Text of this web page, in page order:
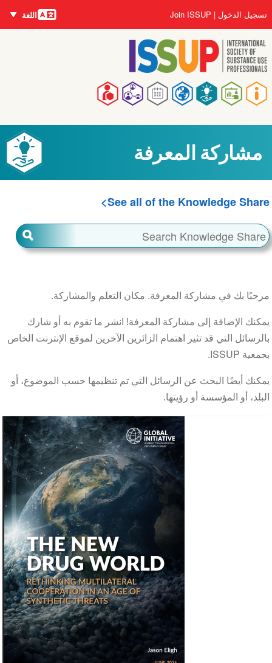
إلى
المحتوى
الرئيسي
Main
navigation
User
account
menu
تسجيل الدخول Join ISSUP اللغات
اللغة
مشاركة المعرفة
See all of the Knowledge Share
مرحبًا بك في مشاركة المعرفة. مكان التعلم والمشاركة.
يمكنك الإضافة إلى مشاركة المعرفة! انشر ما تقوم به أو شارك
بالرسائل التي قد تثير اهتمام الزائرين الآخرين لموقع الإنترنت الخاص
بجمعية ISSUP
.
يمكنك أيضًا البحث عن الرسائل التي تم تنظيمها حسب الموضوع، أو
البلد، أو المؤسسة أو رؤيتها.